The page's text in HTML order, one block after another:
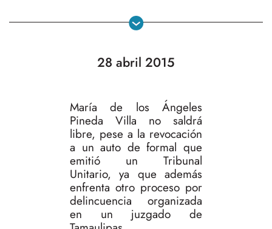
28 abril 2015
María de los Ángeles
Pineda Villa no saldrá
libre, pese a la revocación
a un auto de formal que
emitió un Tribunal
Unitario, ya que además
enfrenta otro proceso por
delincuencia organizada
en un juzgado de